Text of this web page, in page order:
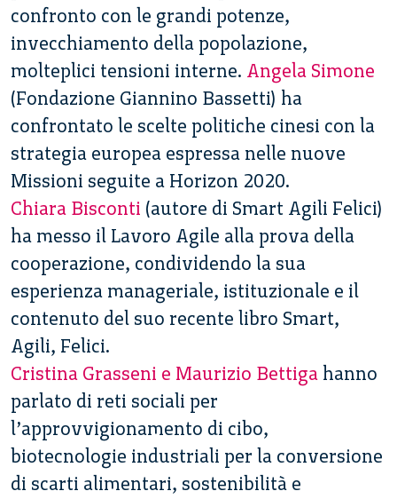
confronto con le grandi potenze,
invecchiamento della popolazione,
molteplici tensioni interne. Angela Simone
(Fondazione Giannino Bassetti) ha
confrontato le scelte politiche cinesi con la
strategia europea espressa nelle nuove
Missioni seguite a Horizon 2020.
Chiara Bisconti (autore di Smart Agili Felici)
ha messo il Lavoro Agile alla prova della
cooperazione, condividendo la sua
esperienza manageriale, istituzionale e il
contenuto del suo recente libro Smart,
Agili, Felici.
Cristina Grasseni e Maurizio Bettiga hanno
parlato di reti sociali per
l’approvvigionamento di cibo,
biotecnologie industriali per la conversione
di scarti alimentari, sostenibilità e